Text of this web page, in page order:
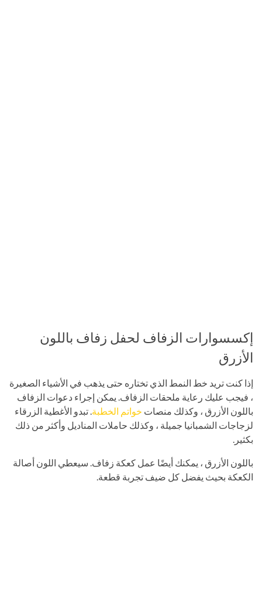
إكسسوارات الزفاف لحفل زفاف باللون
الأزرق
إذا كنت تريد خط النمط الذي تختاره حتى يذهب في الأشياء الصغيرة
، فيجب عليك رعاية ملحقات الزفاف. يمكن إجراء دعوات الزفاف
باللون الأزرق ، وكذلك منصات خواتم الخطبة . تبدو الأغطية الزرقاء
لزجاجات الشمبانيا جميلة ، وكذلك حاملات المناديل وأكثر من ذلك
بكثير.
باللون الأزرق ، يمكنك أيضًا عمل كعكة زفاف. سيعطي اللون أصالة
الكعكة بحيث يفضل كل ضيف تجربة قطعة.